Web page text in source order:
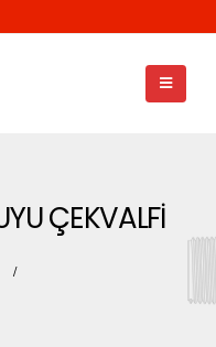
ÇEKVALFİ